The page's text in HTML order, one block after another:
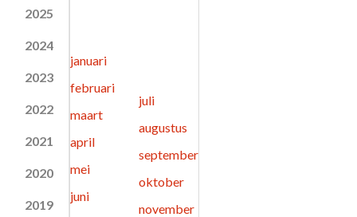
2025
2024
2023
2022
2021
2020
2019
januari
februari
maart
april
mei
juni
juli
augustus
september
oktober
november